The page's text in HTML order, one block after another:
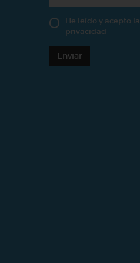
He leído y acepto la
privacidad
Enviar